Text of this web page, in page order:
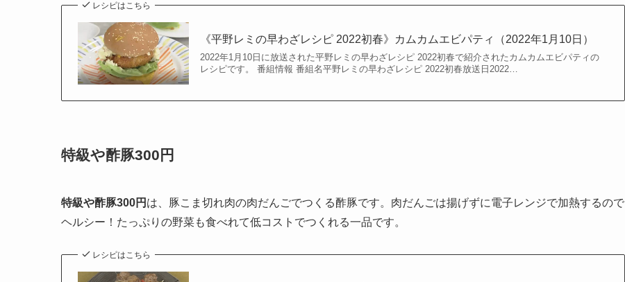
レシピはこちら
《平野レミの早わざレシピ 2022初春》カムカムエビパティ（2022年1月10日）
2022年1月10日に放送された平野レミの早わざレシピ 2022初春で紹介されたカムカムエビパティの
レシピです。 番組情報 番組名平野レミの早わざレシピ 2022初春放送日2022…
特級や酢豚300円
特級や酢豚300円 は、豚こま切れ肉の肉だんごでつくる酢豚です。肉だんごは揚げずに電子レンジで加熱するので
ヘルシー！たっぷりの野菜も食べれて低コストでつくれる一品です。
レシピはこちら